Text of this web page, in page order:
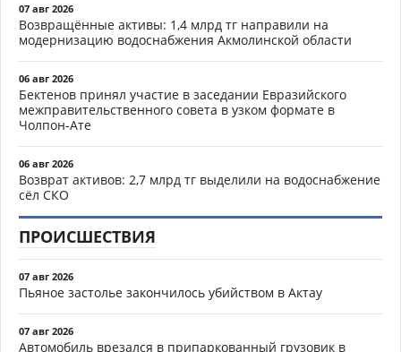
07 авг 2026
Возвращённые активы: 1,4 млрд тг направили на
модернизацию водоснабжения Акмолинской области
06 авг 2026
Бектенов принял участие в заседании Евразийского
межправительственного совета в узком формате в
Чолпон-Ате
06 авг 2026
Возврат активов: 2,7 млрд тг выделили на водоснабжение
сёл СКО
ПРОИСШЕСТВИЯ
07 авг 2026
Пьяное застолье закончилось убийством в Актау
07 авг 2026
Автомобиль врезался в припаркованный грузовик в